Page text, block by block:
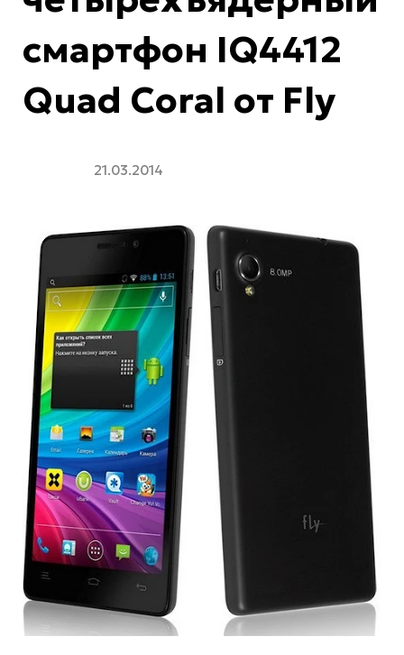
смартфон IQ4412
Quad Coral от Fly
21.03.2014